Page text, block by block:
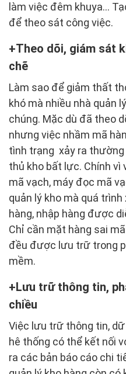
làm việc đêm khuya…
để theo sát công việc.
Theo dõi, giám sát
chẽ
Làm sao để giảm thất
khó mà nhiều nhà quản
chúng. Mặc dù đã theo
nhưng việc nhầm mã
tình trạng xảy ra thường
thủ kho bất lực. Chính vì
mã vạch, máy đọc mã
quản lý kho mà quá
hàng, nhập hàng được
Chỉ cần mặt hàng sai
đều được lưu trữ trong
mềm.
Lưu trữ thông tin,
chiều
Việc lưu trữ thông tin,
hê thống có thể kết nối
ra các bản báo cáo chi